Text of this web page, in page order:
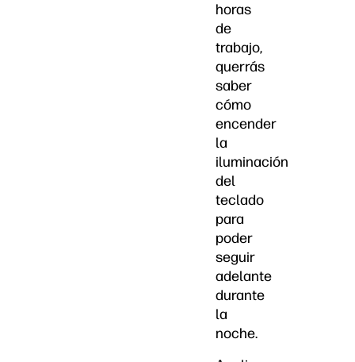
horas
de
trabajo,
querrás
saber
cómo
encender
la
iluminación
del
teclado
para
poder
seguir
adelante
durante
la
noche.